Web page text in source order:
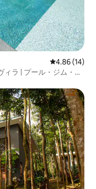
レビュー14
4.86 (14)
ラ | プール・ジム・サ